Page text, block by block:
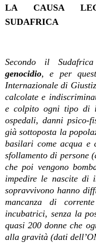
LA CAUSA
SUDAFRICA
Secondo il
genocidio, e per
Internazionale di
calcolate e
e colpito ogni tipo di
ospedali, danni psico-
già sottoposta la
basilari come acqua e
sfollamento di persone
che poi vengono
impedire le nascite di
sopravvivono hanno
mancanza di
incubatrici, senza la
quasi 200 donne che
alla gravità (dati